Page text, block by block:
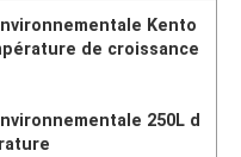
Kento
de croissance
250L d